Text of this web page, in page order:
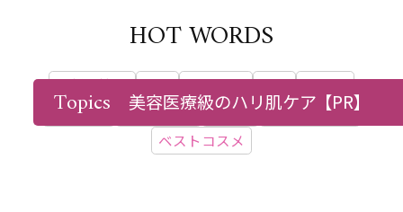
HOT WORDS
最新号情報 付録 WEB限定 シミ
たるみ
美容医療
ダイエット 更年期
インタビュー
ベストコスメ
Topics 美容医療級のハリ肌ケア【PR】